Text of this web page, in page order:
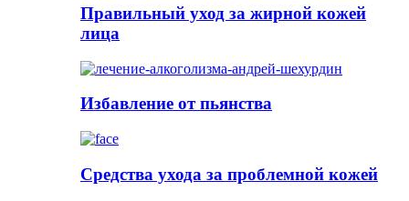
Правильный уход за жирной кожей
лица
Избавление от пьянства
Cредства ухода за проблемной кожей